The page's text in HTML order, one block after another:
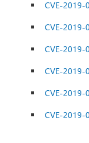
CVE-2019-
CVE-2019-
CVE-2019-
CVE-2019-
CVE-2019-
CVE-2019-